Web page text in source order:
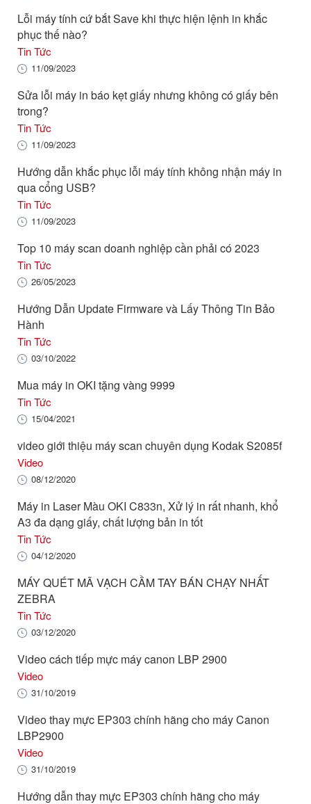
Lỗi máy tính cứ bắt Save khi thực hiện lệnh in khắc
phục thế nào?
Tin Tức
11/09/2023
Sửa lỗi máy in báo kẹt giấy nhưng không có giấy bên
trong?
Tin Tức
11/09/2023
Hướng dẫn khắc phục lỗi máy tính không nhận máy in
qua cổng USB?
Tin Tức
11/09/2023
Top 10 máy scan doanh nghiệp cần phải có 2023
Tin Tức
26/05/2023
Hướng Dẫn Update Firmware và Lấy Thông Tin Bảo
Hành
Tin Tức
03/10/2022
Mua máy in OKI tặng vàng 9999
Tin Tức
15/04/2021
video giới thiệu máy scan chuyên dụng Kodak S2085f
Video
08/12/2020
Máy in Laser Màu OKI C833n, Xử lý in rất nhanh, khổ
A3 đa dạng giấy, chất lượng bản in tốt
Tin Tức
04/12/2020
MÁY QUÉT MÃ VẠCH CẦM TAY BÁN CHẠY NHẤT
ZEBRA
Tin Tức
03/12/2020
Video cách tiếp mực máy canon LBP 2900
Video
31/10/2019
Video thay mực EP303 chính hãng cho máy Canon
LBP2900
Video
31/10/2019
Hướng dẫn thay mực EP303 chính hãng cho máy